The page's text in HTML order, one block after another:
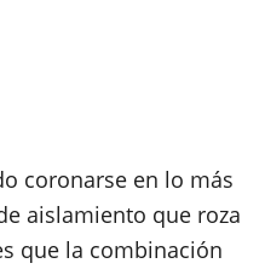
coronarse en lo más
aislamiento que roza
que la combinación